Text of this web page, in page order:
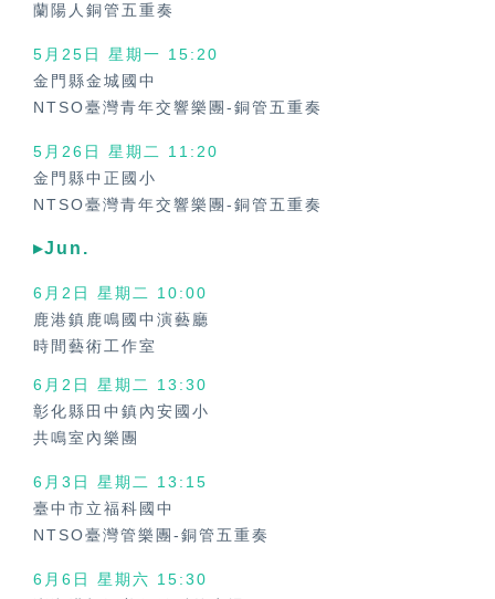
蘭陽人銅管五重奏
5月25日 星期一 15:20
金門縣金城國中
NTSO臺灣青年交響樂團-銅管五重奏
5月26日 星期二 11:20
金門縣中正國小
NTSO臺灣青年交響樂團-銅管五重奏
▸Jun.
6月2日 星期二 10:00
鹿港鎮鹿鳴國中演藝廳
時間藝術工作室
6月2日 星期二 13:30
彰化縣田中鎮內安國小
共鳴室內樂團
6月3日 星期二 13:15
臺中市立福科國中
NTSO臺灣管樂團-銅管五重奏
6月6日 星期六 15:30